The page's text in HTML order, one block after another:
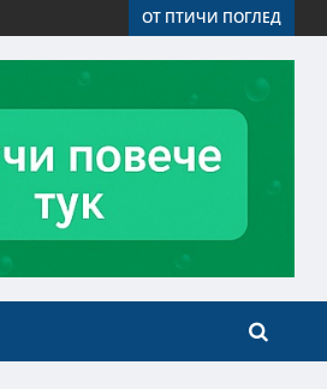
ОТ ПТИЧИ ПОГЛЕД